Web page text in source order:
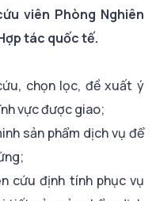
viên Phòng Nghiên
tác quốc tế.
chọn lọc, đề xuất ý
vực được giao;
sản phẩm dịch vụ để
cứu định tính phục vụ